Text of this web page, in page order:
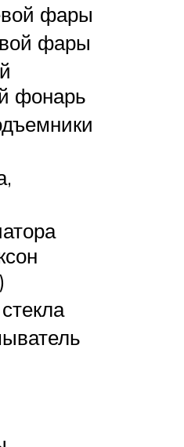
фары
фары
фонарь